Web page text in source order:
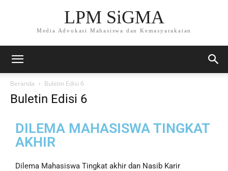
LPM SiGMA
Media Advokasi Mahasiswa dan Kemasyarakatan
Beranda Buletin Edisi 6
Buletin Edisi 6
DILEMA MAHASISWA TINGKAT
AKHIR
Dilema Mahasiswa Tingkat akhir dan Nasib Karir